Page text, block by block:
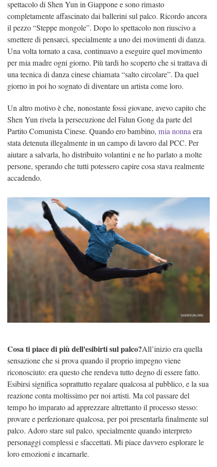
spettacolo di Shen Yun in Giappone e sono rimasto
completamente affascinato dai ballerini sul palco. Ricordo ancora
il pezzo “Steppe mongole”. Dopo lo spettacolo non riuscivo a
smettere di pensarci, specialmente a uno dei movimenti di danza.
Una volta tornato a casa, continuavo a eseguire quel movimento
per mia madre ogni giorno. Più tardi ho scoperto che si trattava di
una tecnica di danza cinese chiamata “salto circolare”. Da quel
giorno in poi ho sognato di diventare un artista come loro.
Un altro motivo è che, nonostante fossi giovane, avevo capito che
Shen Yun rivela la persecuzione del Falun Gong da parte del
Partito Comunista Cinese. Quando ero bambino, mia nonnaera
stata detenuta illegalmente in un campo di lavoro dal PCC. Per
aiutare a salvarla, ho distribuito volantini e ne ho parlato a molte
persone, sperando che tutti potessero capire cosa stava realmente
accadendo.
Cosa ti piace di più dell'esibirti sul palco?All’inizio era quella
sensazione che si prova quando il proprio impegno viene
riconosciuto: era questo che rendeva tutto degno di essere fatto.
Esibirsi significa soprattutto regalare qualcosa al pubblico, e la sua
reazione conta moltissimo per noi artisti. Ma col passare del
tempo ho imparato ad apprezzare altrettanto il processo stesso:
provare e perfezionare qualcosa, per poi presentarla finalmente sul
palco. Adoro stare sul palco, specialmente quando interpreto
personaggi complessi e sfaccettati. Mi piace davvero esplorare le
loro emozioni e incarnarle.